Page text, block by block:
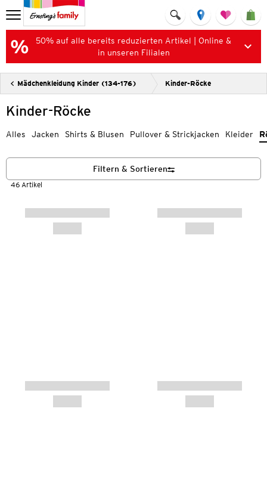
50% auf alle bereits reduzierten Artikel | Online &
in unseren Filialen
Mädchenkleidung Kinder (134-176) Kinder-Röcke
Kinder-Röcke
Alles Jacken Shirts & Blusen Pullover & Strickjacken Kleider
46 Artikel
Filtern & Sortieren